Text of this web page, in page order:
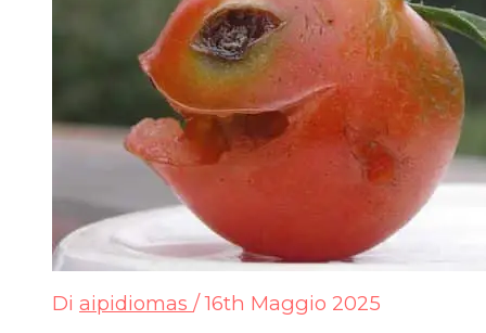
Di aipidiomas /16th Maggio 2025